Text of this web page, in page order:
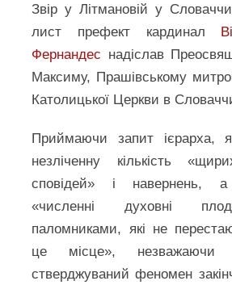
Звір у Літмановій у
лист префект кардинал
Фернандес надіслав
Максиму, Прашівському
Католицької Церкви в
Приймаючи запит ієрарха,
незліченну кількість
сповідей» і навернень,
«численні духовні
паломниками, які не
це місце»,
стверджуваний феномен